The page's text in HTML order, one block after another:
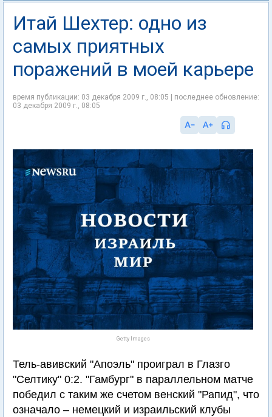
Итай Шехтер: одно из
самых приятных
поражений в моей карьере
время публикации: 03 декабря 2009 г., 08:05 | последнее обновление:
03 декабря 2009 г., 08:05
Getty Images
Тель-авивский "Апоэль" проиграл в Глазго
"Селтику" 0:2. "Гамбург" в параллельном матче
победил с таким же счетом венский "Рапид", что
означало – немецкий и израильский клубы